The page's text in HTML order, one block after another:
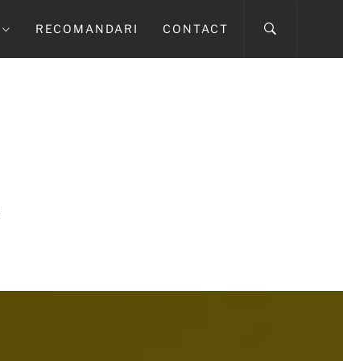
RECOMANDARI CONTACT